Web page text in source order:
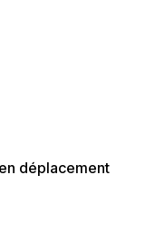
déplacement